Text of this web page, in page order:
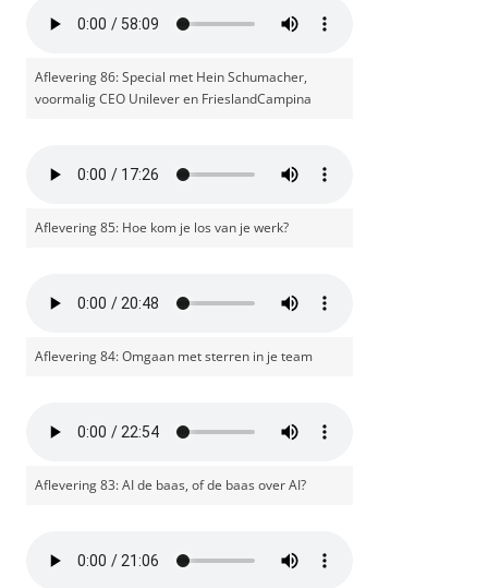
Aflevering 86: Special met Hein Schumacher,
voormalig CEO Unilever en FrieslandCampina
Aflevering 85: Hoe kom je los van je werk?
Aflevering 84: Omgaan met sterren in je team
Aflevering 83: AI de baas, of de baas over AI?